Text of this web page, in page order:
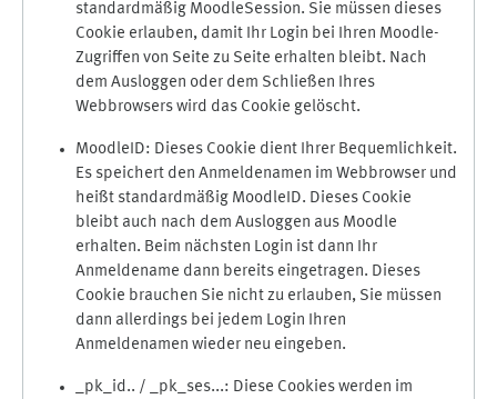
standardmäßig MoodleSession. Sie müssen dieses
Cookie erlauben, damit Ihr Login bei Ihren Moodle-
Zugriffen von Seite zu Seite erhalten bleibt. Nach
dem Ausloggen oder dem Schließen Ihres
Webbrowsers wird das Cookie gelöscht.
MoodleID: Dieses Cookie dient Ihrer Bequemlichkeit.
Es speichert den Anmeldenamen im Webbrowser und
heißt standardmäßig MoodleID. Dieses Cookie
bleibt auch nach dem Ausloggen aus Moodle
erhalten. Beim nächsten Login ist dann Ihr
Anmeldename dann bereits eingetragen. Dieses
Cookie brauchen Sie nicht zu erlauben, Sie müssen
dann allerdings bei jedem Login Ihren
Anmeldenamen wieder neu eingeben.
_pk_id.. / _pk_ses...: Diese Cookies werden im